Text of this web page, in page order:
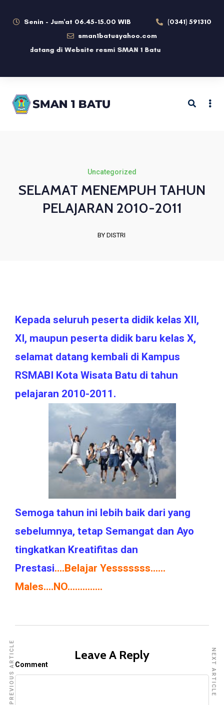
Senin - Jum'at 06.45-15.00 WIB
(0341) 591310
sman1batu@yahoo.com
datang di Website resmi SMAN 1 Batu
Uncategorized
SELAMAT MENEMPUH TAHUN
PELAJARAN 2010-2011
BY DISTRI
Kepada seluruh peserta didik kelas XII,
XI, maupun peserta didik baru kelas X,
selamat datang kembali di Kampus
RSMABI Kota Wisata Batu di tahun
pelajaran 2010-2011.
Semoga tahun ini lebih baik dari yang
sebelumnya, tetap Semangat dan Ayo
tingkatkan Kreatifitas dan
Prestasi….Belajar Yesssssss……
Males….NO…………..
Leave A Reply
Comment
PREVIOUS ARTICLE NEXT ARTICLE